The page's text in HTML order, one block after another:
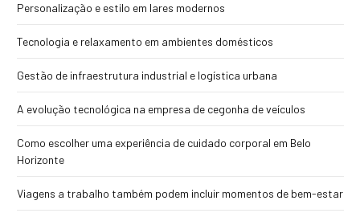
Personalização e estilo em lares modernos
Tecnologia e relaxamento em ambientes domésticos
Gestão de infraestrutura industrial e logística urbana
A evolução tecnológica na empresa de cegonha de veículos
Como escolher uma experiência de cuidado corporal em Belo
Horizonte
Viagens a trabalho também podem incluir momentos de bem-estar